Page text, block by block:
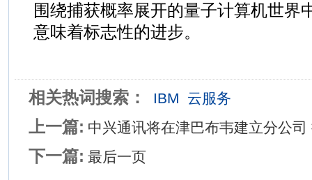
围绕捕获概率展开的量子计算机世界
意味着标志性的进步。
相关热词搜索： IBM 云服务
上一篇: 中兴通讯将在津巴布韦建立分公司
下一篇: 最后一页